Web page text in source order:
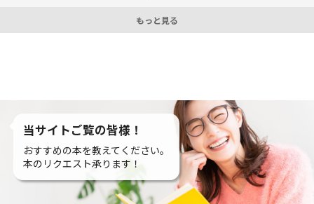
もっと見る
当サイトご覧の皆様！
おすすめの本を教えてください。
本のリクエスト承ります！